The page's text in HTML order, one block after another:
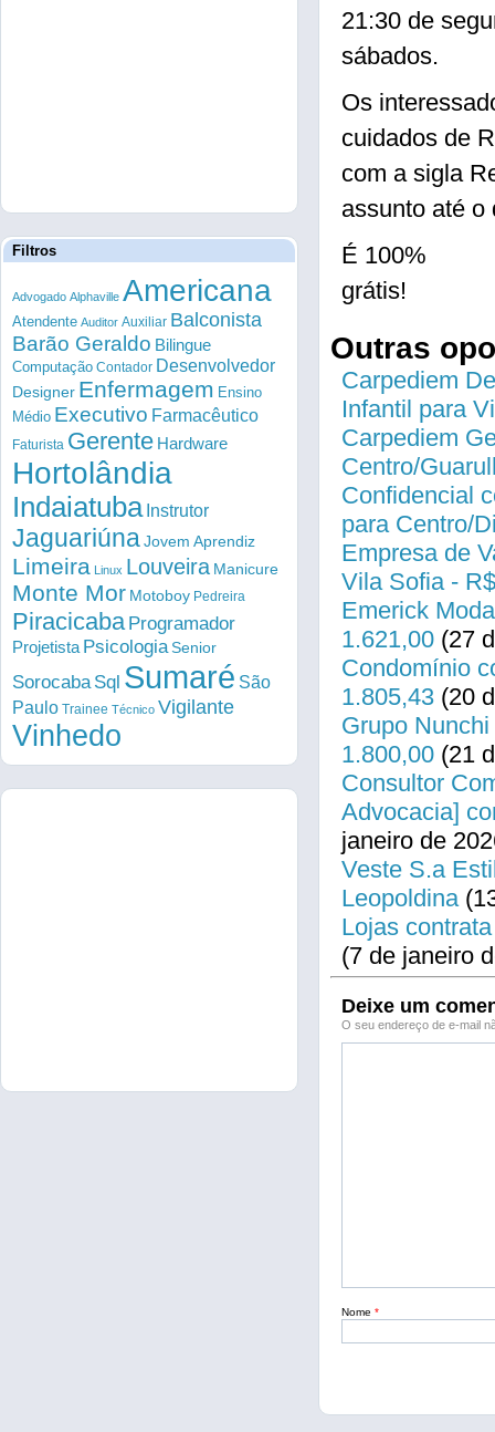
21:30 de
sábados.
Os
cuidados de
com a sigla
assunto até o
É 100%
grátis!
Outras
Carpediem
Infantil para
Carpediem
Centro/
Confidencial
para Centro/
Empresa de
Vila Sofia -
Emerick
1.621,00 (27
Condomínio
1.805,43 (20
Grupo
1.800,00 (21
Consultor
Advocacia]
janeiro de
Veste S.a
Leopoldina
Lojas
(7 de janeiro
Deixe um
O seu endereço de e-mail
Nome *
Filtros
Advogado Alphaville Americana
Atendente Auditor Auxiliar Balconista
Barão Geraldo Bilingue
Computação Contador Desenvolvedor
Designer Enfermagem Ensino
Médio Executivo Farmacêutico
Faturista Gerente Hardware
Hortolândia
Indaiatuba Instrutor
Jaguariúna Jovem Aprendiz
Limeira Linux Louveira Manicure
Monte Mor Motoboy Pedreira
Piracicaba Programador
Projetista PsicologiaSenior
Sorocaba Sql Sumaré São
Paulo Trainee Técnico Vigilante
Vinhedo